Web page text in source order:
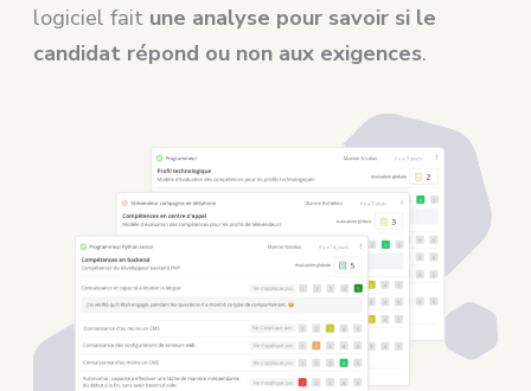
logiciel fait une analyse pour savoir si le
candidat répond ou non aux exigences.